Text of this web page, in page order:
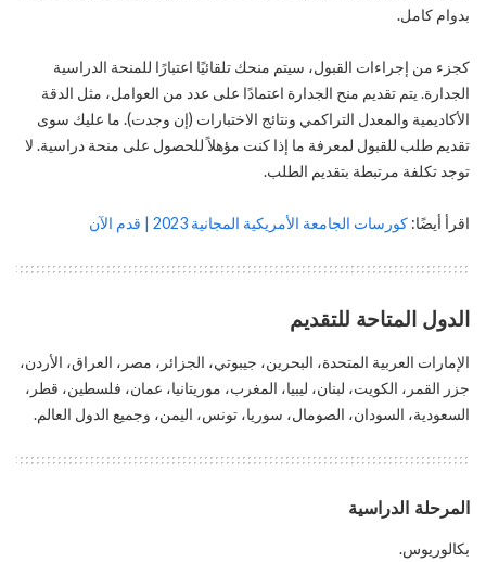
بدوام كامل.
كجزء من إجراءات القبول، سيتم منحك تلقائيًا اعتبارًا للمنحة الدراسية
الجدارة. يتم تقديم منح الجدارة اعتمادًا على عدد من العوامل، مثل الدقة
الأكاديمية والمعدل التراكمي ونتائج الاختبارات (إن وجدت). ما عليك سوى
تقديم طلب للقبول لمعرفة ما إذا كنت مؤهلاً للحصول على منحة دراسية. لا
توجد تكلفة مرتبطة بتقديم الطلب.
اقرأ أيضًا: كورسات الجامعة الأمريكية المجانية 2023 | قدم الآن
الدول المتاحة للتقديم
الإمارات العربية المتحدة، البحرين، جيبوتي، الجزائر، مصر، العراق، الأردن،
جزر القمر، الكويت، لبنان، ليبيا، المغرب، موريتانيا، عمان، فلسطين، قطر،
السعودية، السودان، الصومال، سوريا، تونس، اليمن، وجميع الدول العالم.
المرحلة الدراسية
بكالوريوس.